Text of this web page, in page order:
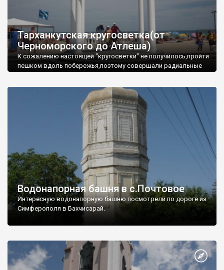
Тарханкутская кругосветка(от
Черноморского до Атлеша)
К сожалению настоящей "кругосветки" не получилось,пройти
пешком вдоль побережья,поэтому совершали радиальные
Водонапорная башня в с.Почтовое
Интересную водонапорную башню посмотрели по дороге из
Симферополя в Бахчисарай.